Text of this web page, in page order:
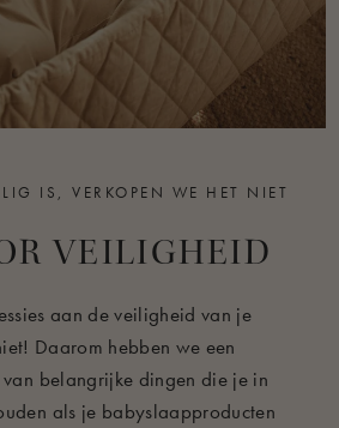
IS, VERKOPEN WE HET NIET
VEILIGHEID
aan de veiligheid van je
Daarom hebben we een
belangrijke dingen die je in
als je babyslaapproducten